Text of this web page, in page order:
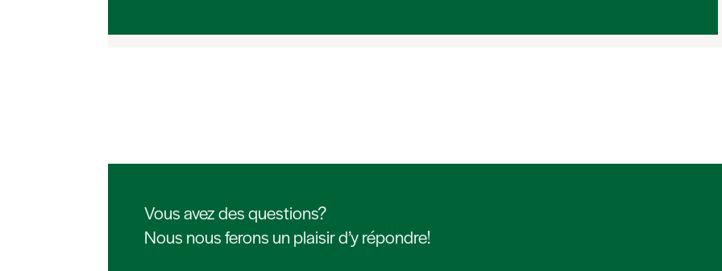
Vous avez des questions?
Nous nous ferons un plaisir d’y répondre!